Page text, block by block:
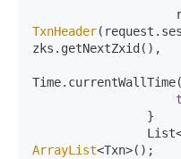
TxnHeader
zks.getNextZxid(),
ArrayList<Txn>();